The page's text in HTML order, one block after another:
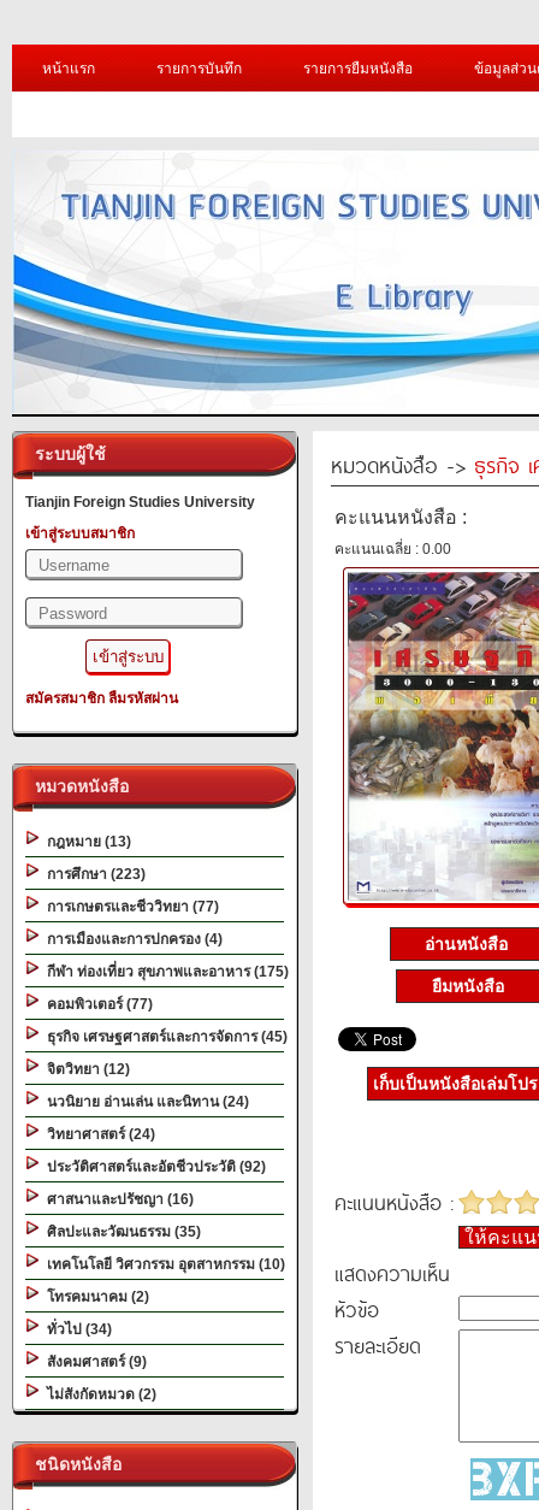
หน้าแรก รายการบันทึก รายการยืมหนังสือ ข้อมูลส่ว
ระบบผู้ใช้
Tianjin Foreign Studies University
เข้าสู่ระบบสมาชิก
สมัครสมาชิก ลืมรหัสผ่าน
หมวดหนังสือ
กฎหมาย (13)
การศึกษา (223)
การเกษตรและชีววิทยา (77)
การเมืองและการปกครอง (4)
กีฬา ท่องเที่ยว สุขภาพและอาหาร (175)
คอมพิวเตอร์ (77)
ธุรกิจ เศรษฐศาสตร์และการจัดการ (45)
จิตวิทยา (12)
นวนิยาย อ่านเล่น และนิทาน (24)
วิทยาศาสตร์ (24)
ประวัติศาสตร์และอัตชีวประวัติ (92)
ศาสนาและปรัชญา (16)
ศิลปะและวัฒนธรรม (35)
เทคโนโลยี วิศวกรรม อุตสาหกรรม (10)
โทรคมนาคม (2)
ทั่วไป (34)
สังคมศาสตร์ (9)
ไม่สังกัดหมวด (2)
ชนิดหนังสือ
หมวดหนังสือ -> ธุรกิจ
คะแนนหนังสือ :
คะแนนเฉลี่ย : 0.00
อ่านหนังสือ
ยืมหนังสือ
เก็บเป็นหนังสือเล่มโป
คะแนนหนังสือ :
ให้คะแ
แสดงความเห็น
หัวข้อ
รายละเอียด